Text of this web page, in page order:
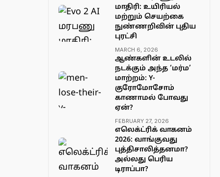
மாதிரி: உயிரியல்
மற்றும் செயற்கை
நுண்ணறிவின் புதிய
புரட்சி
MARCH 6, 2026
ஆண்களின் உடலில்
நடக்கும் அந்த ‘மர்ம’
மாற்றம்: Y-
குரோமோசோம்
காணாமல் போவது
ஏன்?
FEBRUARY 27, 2026
எலெக்ட்ரிக் வாகனம்
2026: வாங்குவது
புத்திசாலித்தனமா?
அல்லது பெரிய
டிராப்பா?